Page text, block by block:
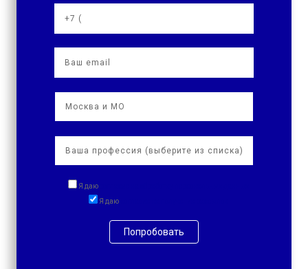
Я даю
Я даю
Попробовать